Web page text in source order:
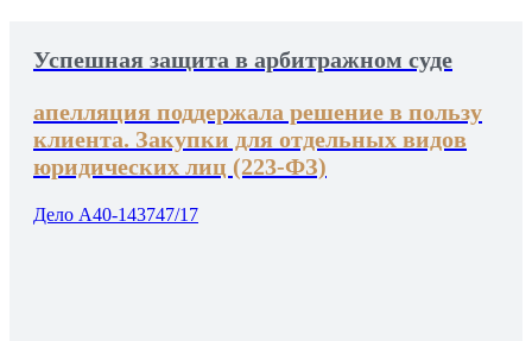
Успешная защита в арбитражном суде
апелляция поддержала решение в пользу
клиента. Закупки для отдельных видов
юридических лиц (223-ФЗ)
Дело А40-143747/17